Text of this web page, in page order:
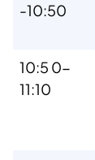
-10:50
10:5 0-
11:10